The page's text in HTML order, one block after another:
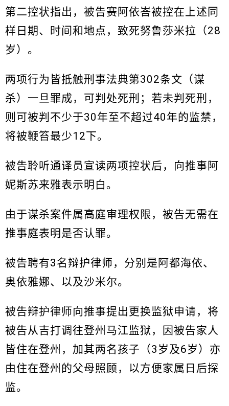
第二控状指出，被告赛阿依峇被控在上述同
样日期、时间和地点，致死努鲁莎米拉（28
岁）。
两项行为皆抵触刑事法典第302条文（谋
杀）一旦罪成，可判处死刑；若未判死刑，
则可被判不少于30年至不超过40年的监禁，
将被鞭笞最少12下。
被告聆听通译员宣读两项控状后，向推事阿
妮斯苏来雅表示明白。
由于谋杀案件属高庭审理权限，被告无需在
推事庭表明是否认罪。
被告聘有3名辩护律师，分别是阿都海依、
奥依雅娜、以及沙米尔。
被告辩护律师向推事提出更换监狱申请，将
被告从吉打调往登州马江监狱，因被告家人
皆住在登州，加其两名孩子（3岁及6岁）亦
由住在登州的父母照顾，以方便家属日后探
监。